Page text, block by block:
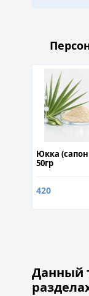
Юкка
50гр
420
Данный